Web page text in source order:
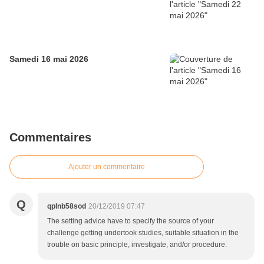
Samedi 16 mai 2026
Commentaires
Ajouter un commentaire
Q qplnb58sod 20/12/2019 07:47
The setting advice have to specify the source of your
challenge getting undertook studies, suitable situation in the
trouble on basic principle, investigate, and/or procedure.